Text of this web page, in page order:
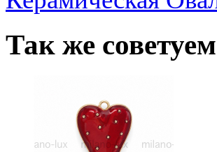
Так же